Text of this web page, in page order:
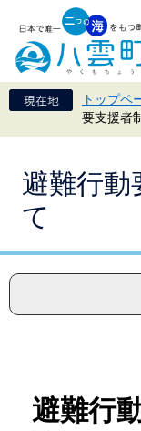
頭
で
飛
ば
て
トップペ
要支援者
避難行動
て
避難行